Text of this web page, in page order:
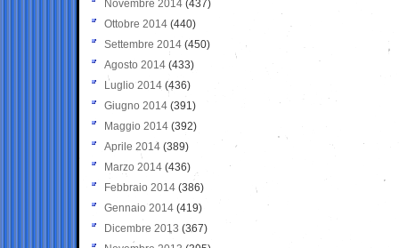
Novembre 2014 (437)
Ottobre 2014 (440)
Settembre 2014 (450)
Agosto 2014 (433)
Luglio 2014 (436)
Giugno 2014 (391)
Maggio 2014 (392)
Aprile 2014 (389)
Marzo 2014 (436)
Febbraio 2014 (386)
Gennaio 2014 (419)
Dicembre 2013 (367)